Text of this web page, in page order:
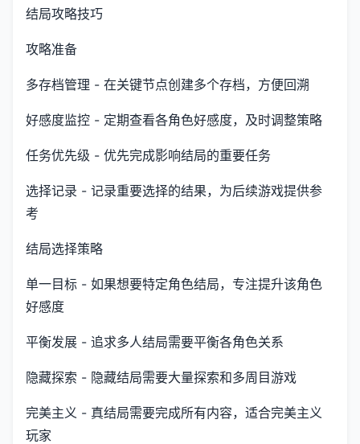
结局攻略技巧
攻略准备
多存档管理 - 在关键节点创建多个存档，方便回溯
好感度监控 - 定期查看各角色好感度，及时调整策略
任务优先级 - 优先完成影响结局的重要任务
选择记录 - 记录重要选择的结果，为后续游戏提供参
考
结局选择策略
单一目标 - 如果想要特定角色结局，专注提升该角色
好感度
平衡发展 - 追求多人结局需要平衡各角色关系
隐藏探索 - 隐藏结局需要大量探索和多周目游戏
完美主义 - 真结局需要完成所有内容，适合完美主义
玩家